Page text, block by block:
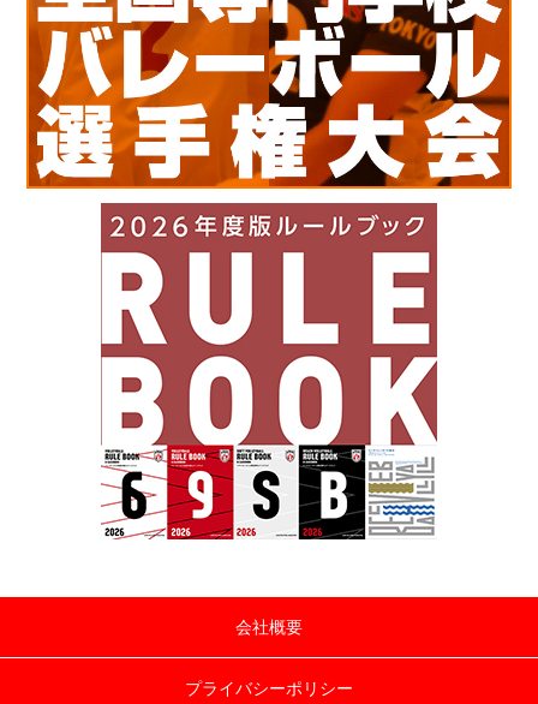
会社概要
プライバシーポリシー